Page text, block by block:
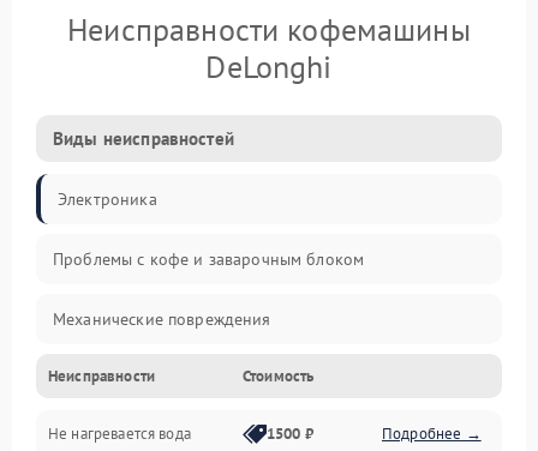
Неисправности кофемашины
DeLonghi
Виды неисправностей
Электроника
Проблемы с кофе и заварочным блоком
Механические повреждения
Прочие неисправности
Включение и работа
Неисправности Стоимость
Не нагревается вода 1500 ₽ Подробнее →